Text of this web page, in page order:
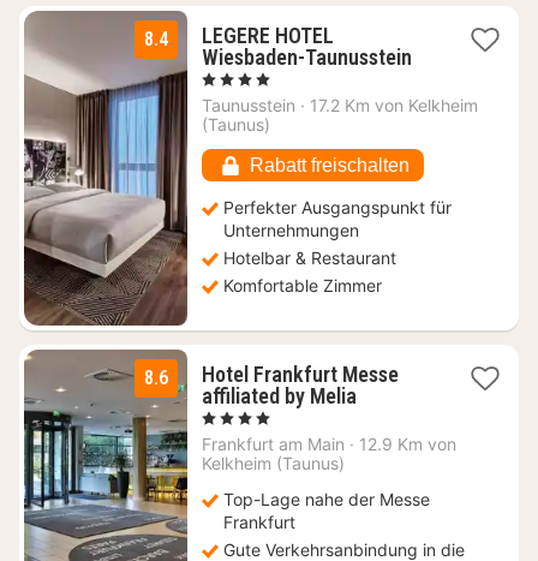
8.4
LEGERE HOTEL
Wiesbaden-Taunusstein2
ab
, 4 Sterne
Taunusstein · 17.2 Km von Kelkheim
(Taunus)
Rabatt freischalten
Perfekter Ausgangspunkt für
Unternehmungen
Hotelbar & Restaurant
Komfortable Zimmer
8.6
Hotel Frankfurt Messe
affiliated by Melia2
ab
, 4 Sterne
Frankfurt am Main · 12.9 Km von
Kelkheim (Taunus)
Top-Lage nahe der Messe
Frankfurt
Gute Verkehrsanbindung in die